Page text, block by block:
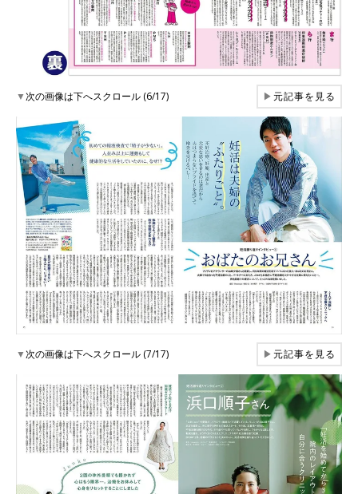
▼次の画像は下へスクロール (6/17) ▶元記事を見る
▼次の画像は下へスクロール (7/17) ▶元記事を見る